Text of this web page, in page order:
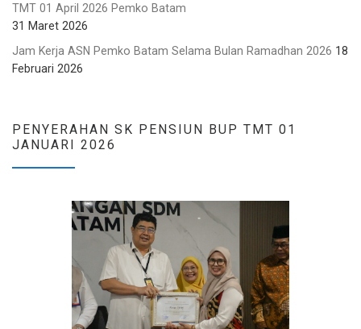
TMT 01 April 2026 Pemko Batam
31 Maret 2026
Jam Kerja ASN Pemko Batam Selama Bulan Ramadhan 2026 18
Februari 2026
PENYERAHAN SK PENSIUN BUP TMT 01
JANUARI 2026